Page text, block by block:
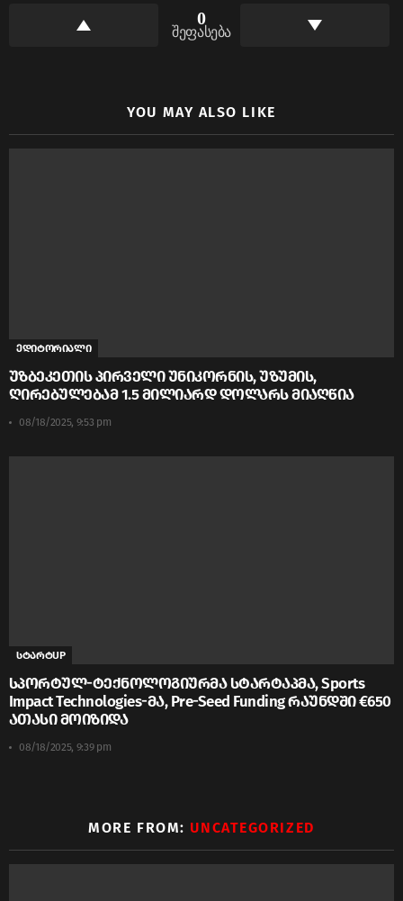
0
შეფასება
YOU MAY ALSO LIKE
ედიტორიალი
უზბეკეთის პირველი უნიკორნის, უზუმის,
ღირებულებამ 1.5 მილიარდ დოლარს მიაღწია
08/18/2025, 9:53 pm
სტარტUP
სპორტულ-ტექნოლოგიურმა სტარტაპმა, Sports
Impact Technologies-მა, Pre-Seed Funding რაუნდში €650
ათასი მოიზიდა
08/18/2025, 9:39 pm
MORE FROM: UNCATEGORIZED